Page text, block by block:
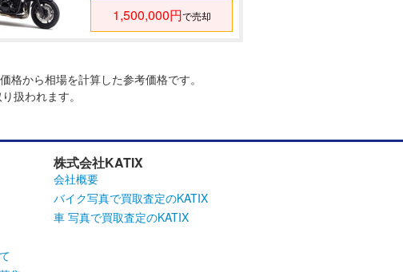
1,500,000円で売却
から相場を計算した参考価格です。
扱われます。
株式会社KATIX
会社概要
バイク写真で買取査定のKATIX
車 写真で買取査定のKATIX